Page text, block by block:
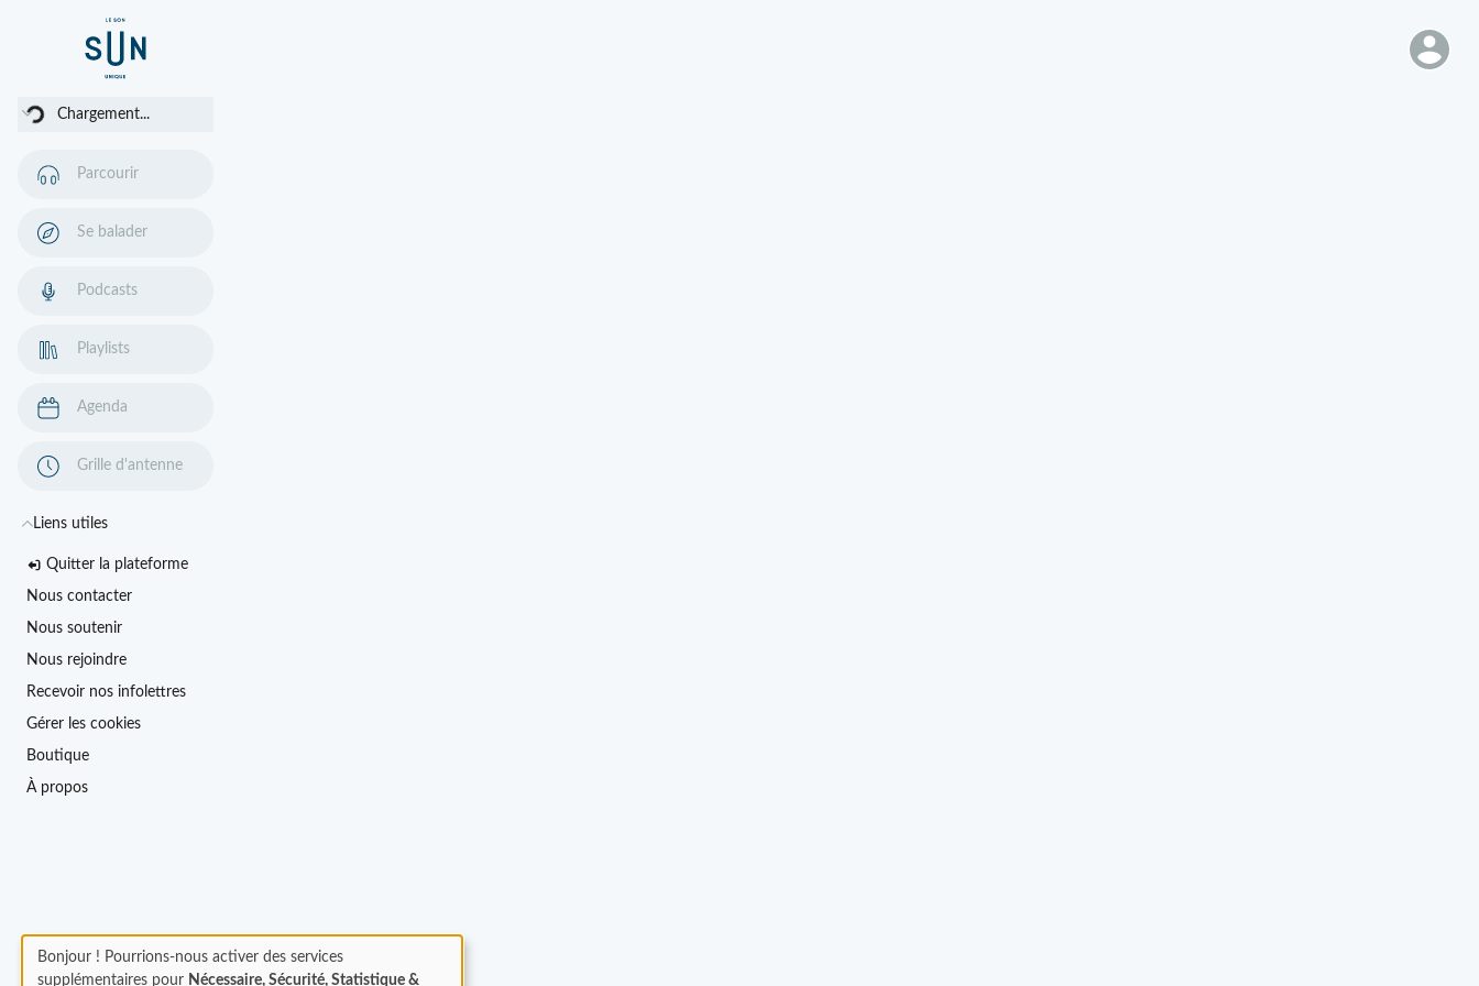
Chargement...
Parcourir
Se balader
Podcasts
Playlists
Agenda
Grille d'antenne
Liens utiles
Quitter la plateforme
Nous contacter
Nous soutenir
Nous rejoindre
Recevoir nos infolettres
Gérer les cookies
Boutique
À propos
Bonjour ! Pourrions-nous activer des services
supplémentaires pour Nécessaire, Sécurité, Statistique &